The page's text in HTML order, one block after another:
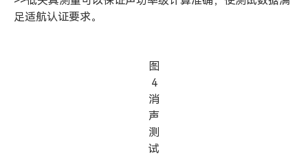
足适航认证要求。
图
4
消
声
测
试